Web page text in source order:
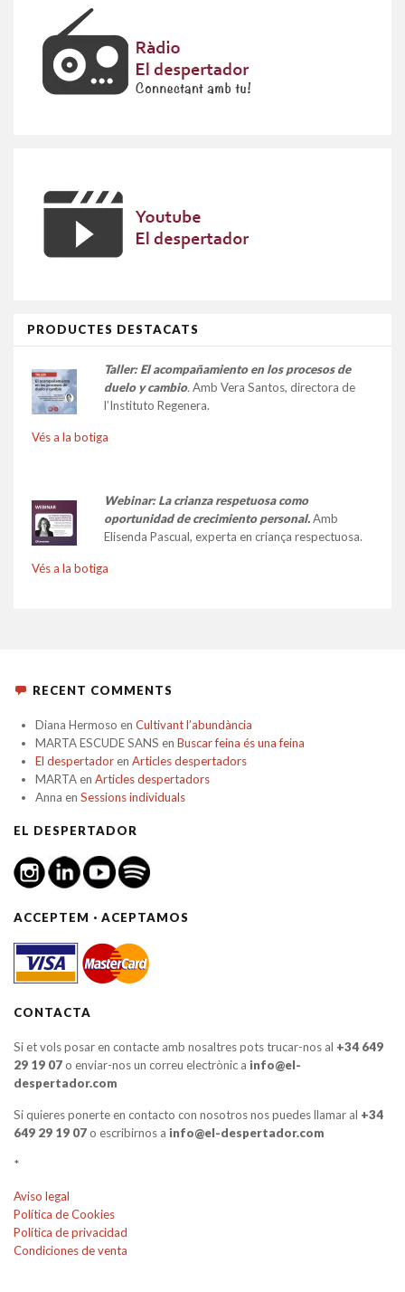
PRODUCTES DESTACATS
Taller: El acompañamiento en los procesos de
duelo y cambio. Amb Vera Santos, directora de
l’Instituto Regenera.
Vés a la botiga
Webinar: La crianza respetuosa como
oportunidad de crecimiento personal.Amb
Elisenda Pascual, experta en criança respectuosa.
Vés a la botiga
RECENT COMMENTS
Diana Hermoso en Cultivant l’abundància
MARTA ESCUDE SANS en Buscar feina és una feina
El despertadoren Articles despertadors
MARTAen Articles despertadors
Anna en Sessions individuals
EL DESPERTADOR
ACCEPTEM · ACEPTAMOS
CONTACTA
Si et vols posar en contacte amb nosaltres pots trucar-nos al +34 649
29 19 07o enviar-nos un correu electrònic a info@el-
despertador.com
Si quieres ponerte en contacto con nosotros nos puedes llamar al +34
649 29 19 07o escribirnos a info@el-despertador.com
*
Aviso legal
Política de Cookies
Política de privacidad
Condiciones de venta